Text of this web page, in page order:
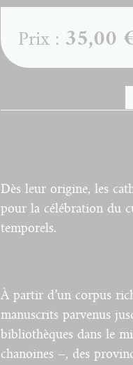
Prix : 35,00
Dès leur origine, les
pour la célébration du
temporels.
À partir d’un corpus
manuscrits parvenus
bibliothèques dans le
chanoines –, des